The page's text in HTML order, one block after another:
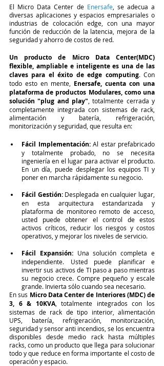
El Micro Data Center de Enersafe, se adecua a
diversas aplicaciones y espacios empresariales o
industrias de colocación edge, con una mayor
función de reducción de la latencia, mejora de la
seguridad y ahorro de costos de red.
Un producto de Micro Data Center(MDC)
flexible, ampliable e inteligente es una de las
claves para el éxito de edge computing. Con
todo esto en mente, Enersafe, cuenta con una
plataforma de productos Modulares, como una
solución "plug and play" , totalmente cerrada y
completamente integrada con sistemas de rack,
alimentación y batería, refrigeración,
monitorización y seguridad, que resulta en:
Fácil Implementación: Al estar prefabricado
y totalmente probado, no se necesita
ingeniería en el lugar para activar el producto.
En un día, puede desplegar los equipos TI y
poner en marcha rápidamente su negocio.
Fácil Gestión: Desplegada en cualquier lugar,
en esta arquitectura estandarizada y
plataforma de monitoreo remoto de acceso,
usted puede obtener el control de estos
activos críticos, reducir los riesgos y costos
operativos, y mejorar los niveles de servicio.
Fácil Expansión: Una solución completa e
independiente. Usted puede planificar e
invertir sus activos de TI paso a paso mientras
su negocio crece. Compre pequeño y escale
grande. Invierta sólo cuando sea necesario.
En sus Micro Data Center de Interiores (MDC) de
3, 6 & 10KVA, totalmente integrados con los
sistemas de rack de tipo interior, alimentación
UPS, batería, refrigeración, monitorización,
seguridad y sensor anti incendios, se los encuentra
disponibles desde medio rack hasta múltiples
racks, como un producto que llega para solucionar
todo y que reduce en forma importante el costo de
operación y espacio.